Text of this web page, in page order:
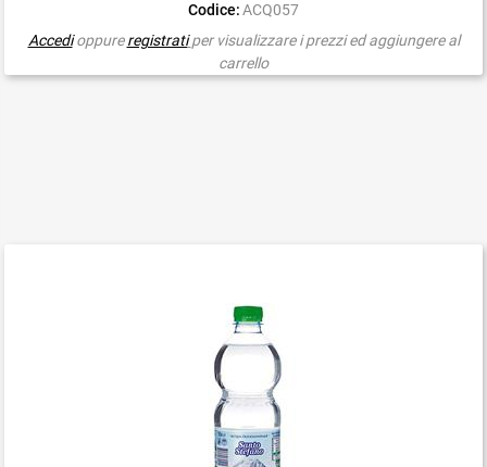
Codice: ACQ057
Accedioppureregistrati per visualizzare i prezzi ed aggiungere al
carrello